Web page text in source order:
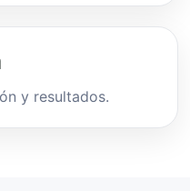
y resultados.